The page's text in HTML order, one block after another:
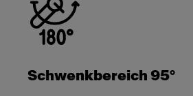
Schwenkbereich 95°